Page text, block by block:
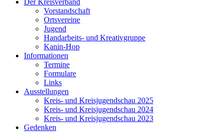
Vorstandschaft
Ortsvereine
Jugend
Handarbeits- und Kreativgruppe
Kanin-Hop
Informationen
Termine
Formulare
Links
Ausstellungen
Kreis- und Kreisjugendschau 2025
Kreis- und Kreisjugendschau 2024
Kreis- und Kreisjugendschau 2023
Gedenken